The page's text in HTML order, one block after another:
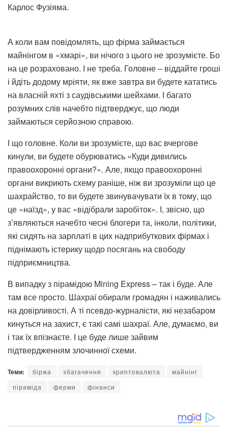
Карлос Фузіяма.
А коли вам повідомлять, що фірма займається
майнінгом в «хмарі», ви нічого з цього не зрозумієте. Бо
на це розраховано. І не треба. Головне – віддайте гроші
і йдіть додому мріяти, як вже завтра ви будете кататись
на власній яхті з саудівськими шейхами. І багато
розумних слів начебто підтверджує, що люди
займаються серйозною справою.
І що головне. Коли ви зрозумієте, що вас вчергове
кинули, ви будете обурюватись «Куди дивились
правоохоронні органи?». Але, якщо правоохоронні
органи викриють схему раніше, ніж ви зрозуміли що це
шахрайство, то ви будете звинувачувати їх в тому, що
це «наїзд», у вас «відібрали заробіток». І, звісно, що
з’являються начебто чесні блогери та, інколи, політики,
які сидять на зарплаті в цих надприбуткових фірмах і
піднімають істерику щодо посягань на свободу
підприємництва.
В випадку з пірамідою Mining Express – так і буде. Але
там все просто. Шахраї обирали громадян і наживались
на довірливості. А ті псевдо-журналісти, які незабаром
кинуться на захист, є такі самі шахраї. Але, думаємо, ви
і так їх впізнаєте. І це буде лише зайвим
підтвердженням злочинної схеми.
Теми: біржа збагачення криптовалюта
майнінг
піраміда
ферми фінанси